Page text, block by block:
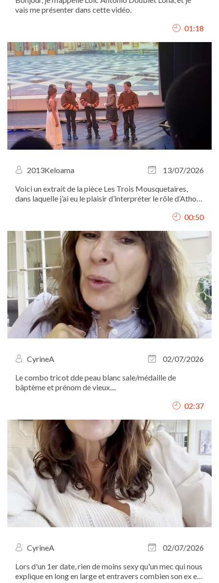
vais me présenter dans cette vidéo.
01:18
2013Keloama
13/07/2026
Voici un extrait de la pièce Les Trois Mousquetaires,
dans laquelle j’ai eu le plaisir d’interpréter le rôle d’Athos.
00:50
CyrineA
02/07/2026
Le combo tricot dde peau blanc sale/médaille de
bâptème et prénom de vieux....
02:37
CyrineA
02/07/2026
Lors d'un 1er date, rien de moins sexy qu'un mec qui nous
explique en long en large et entravers combien son ex est